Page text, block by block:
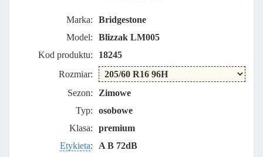
Marka:
Bridgestone
Model:
Blizzak LM005
Kod produktu:
18245
Rozmiar:
Sezon:
Zimowe
Typ:
osobowe
Klasa:
premium
Etykieta:
A B 72dB